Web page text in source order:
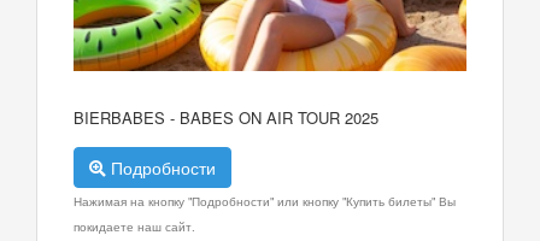
BIERBABES - BABES ON AIR TOUR 2025
Подробности
Нажимая на кнопку "Подробности" или кнопку "Купить билеты" Вы
покидаете наш сайт.